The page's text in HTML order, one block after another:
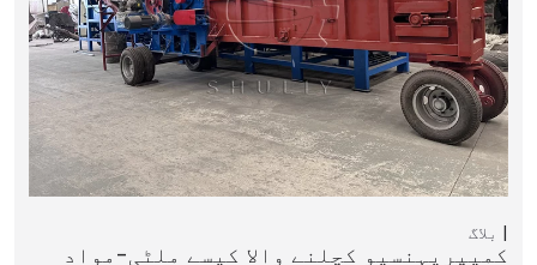
بلاگ
کمیپریہنسیو کچلنے والا کیسے ملٹی-مواد